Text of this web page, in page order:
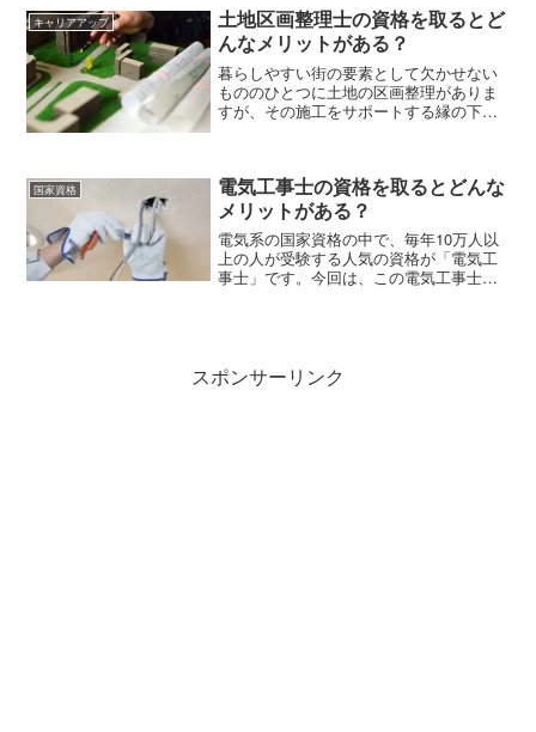
では精神対話士の資格取得に必要なメン
タルケアスペシャリスト養成講座、講座
費用などを解説します。
キャリアアップ
土地区画整理士の資格を取るとど
んなメリットがある？
暮らしやすい街の要素として欠かせない
もののひとつに土地の区画整理がありま
すが、その施工をサポートする縁の下の
識、資格があることでのメリットなどを
お伝えしていきます。
国家資格
電気工事士の資格を取るとどんな
メリットがある？
電気系の国家資格の中で、毎年10万人以
上の人が受験する人気の資格が「電気工
事士」です。今回は、この電気工事士と
スポンサーリンク